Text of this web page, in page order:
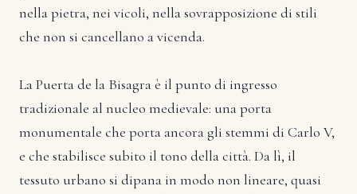
nella pietra, nei vicoli, nella sovrapposizione di stili
che non si cancellano a vicenda.
La Puerta de la Bisagra è il punto di ingresso
tradizionale al nucleo medievale: una porta
monumentale che porta ancora gli stemmi di Carlo V,
e che stabilisce subito il tono della città. Da lì, il
tessuto urbano si dipana in modo non lineare, quasi